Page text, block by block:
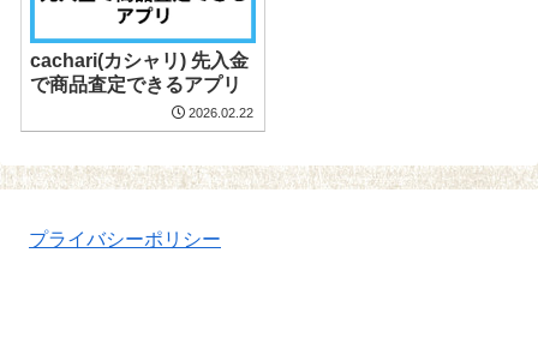
cachari(カシャリ) 先入金
で商品査定できるアプリ
2026.02.22
プライバシーポリシー